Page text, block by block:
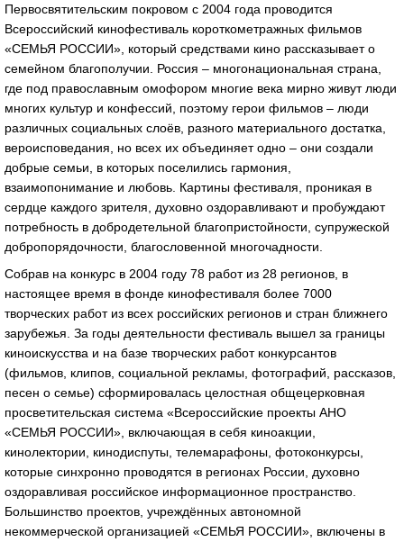
Первосвятительским покровом с 2004 года проводится
Всероссийский кинофестиваль короткометражных фильмов
«СЕМЬЯ РОССИИ», который средствами кино рассказывает о
семейном благополучии. Россия – многонациональная страна,
где под православным омофором многие века мирно живут люди
многих культур и конфессий, поэтому герои фильмов – люди
различных социальных слоёв, разного материального достатка,
вероисповедания, но всех их объединяет одно – они создали
добрые семьи, в которых поселились гармония,
взаимопонимание и любовь. Картины фестиваля, проникая в
сердце каждого зрителя, духовно оздоравливают и пробуждают
потребность в добродетельной благопристойности, супружеской
добропорядочности, благословенной многочадности.
Собрав на конкурс в 2004 году 78 работ из 28 регионов, в
настоящее время в фонде кинофестиваля более 7000
творческих работ из всех российских регионов и стран ближнего
зарубежья. За годы деятельности фестиваль вышел за границы
киноискусства и на базе творческих работ конкурсантов
(фильмов, клипов, социальной рекламы, фотографий, рассказов,
песен о семье) сформировалась целостная общецерковная
просветительская система «Всероссийские проекты АНО
«СЕМЬЯ РОССИИ», включающая в себя киноакции,
кинолектории, кинодиспуты, телемарафоны, фотоконкурсы,
которые синхронно проводятся в регионах России, духовно
оздоравливая российское информационное пространство.
Большинство проектов, учреждённых автономной
некоммерческой организацией «СЕМЬЯ РОССИИ», включены в